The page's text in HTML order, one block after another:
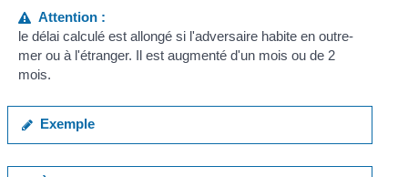
Attention :
le délai calculé est allongé si l'adversaire habite en outre-
mer ou à l'étranger. Il est augmenté d'un mois ou de 2
mois.
Exemple